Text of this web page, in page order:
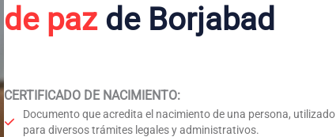
de pazde Borjabad
CERTIFICADO DE NACIMIENTO:
Documento que acredita el nacimiento de una persona, utilizado
para diversos trámites legales y administrativos.